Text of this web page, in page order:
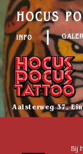
INFO
HOCUS
Aalsterweg 37,
Bij